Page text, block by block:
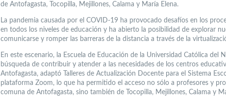
de Antofagasta, Tocopilla, Mejillones, Calama y María Elena.
La pandemia causada por el COVID-19 ha provocado desafíos en los
en todos los niveles de educación y ha abierto la posibilidad de explorar
comunicarse y romper las barreras de la distancia a través de la
En este escenario, la Escuela de Educación de la Universidad Católica del
búsqueda de contribuir y atender a las necesidades de los centros
Antofagasta, adaptó Talleres de Actualización Docente para el Sistema
plataforma Zoom, lo que ha permitido el acceso no sólo a profesores y
comuna de Antofagasta, sino también de Tocopilla, Mejillones, Calama y